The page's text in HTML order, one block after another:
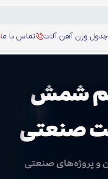
جدول وزن آهن آلات تماس با ما